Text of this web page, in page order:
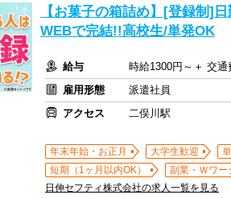
【お菓子の箱詰め】[登録制]
WEBで完結!!高校生/単発OK
給与
時給1300円～＋ 交通
雇用形態
派遣社員
アクセス
二俣川駅
年末年始・お正月 大学生歓迎
短期（1ヶ月以内OK）
副業・Ｗワー
日伸セフティ株式会社の求人一覧を見る